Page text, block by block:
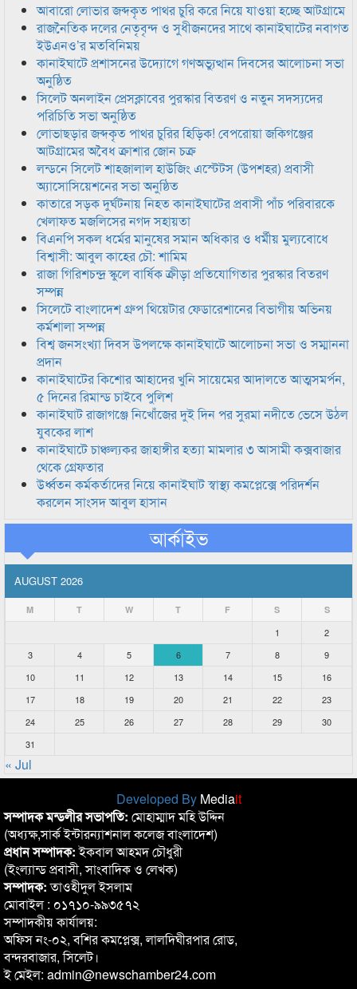
আবারো লোভার জব্দকৃত পাথর চুরি করে নিয়ে যাওয়া হচ্ছে আটগ্রামে
রাজনৈতিক দলের নেতৃবৃন্দ ও সুধীজনদের সাথে কানাইঘাটের নবাগত
ইউএনও’র মতবিনিময়
কানাইঘাটে প্রশাসনের উদ্যোগে গণঅভ্যুত্থান দিবসের আলোচনা সভা
অনুষ্ঠিত
সিলেট অনলাইন প্রেসক্লাবের পুরস্কার বিতরণ ও নতুন সদস্যদের
পরিচিতি সভা অনুষ্ঠিত
লোভাছড়ার জব্দকৃত পাথর চুরির হিড়িক! বেপরোয়া জকিগঞ্জের
আটগ্রামের অবৈধ ক্রাশার জোন চক্র
লন্ডনে সিলেট শাহজালাল হাউজিং এস্টেটস (উপশহর) প্রবাসী
অ্যাসোসিয়েশনের সভা অনুষ্ঠিত
কাতারে সড়ক দুর্ঘটনায় নিহত কানাইঘাটের প্রবাসী পাঁচ পরিবারকে
খেলাফত মজলিসের নগদ সহায়তা
বিএনপি সকল ধর্মের মানুষের সমান অধিকার ও ধর্মীয় মুল্যবোধে
বিশ্বাসী: আবুল কাহের চৌ: শামিম
রাজা গিরিশচন্দ্র স্কুলে বার্ষিক ক্রীড়া প্রতিযোগিতার পুরস্কার বিতরণ
সম্পন্ন
সিলেটে বাংলাদেশ গ্রুপ থিয়েটার ফেডারেশানের বিভাগীয় অভিনয়
কর্মশালা সম্পন্ন
বিশ্ব জনসংখ্যা দিবস উপলক্ষে কানাইঘাটে আলোচনা সভা ও সম্মাননা
প্রদান
কানাইঘাটের কিশোর আহাদের খুনি সায়েমের আদালতে আত্মসমর্পন,
৫ দিনের রিমান্ড চাইবে পুলিশ
কানাইঘাট রাজাগঞ্জে নিখোঁজের দুই দিন পর সুরমা নদীতে ভেসে উঠল
যুবকের লাশ
কানাইঘাটে চাঞ্চল্যকর জাহাঙ্গীর হত্যা মামলার ৩ আসামী কক্সবাজার
থেকে গ্রেফতার
উর্ধ্বতন কর্মকর্তাদের নিয়ে কানাইঘাট স্বাস্থ্য কমপ্লেক্সে পরিদর্শন
করলেন সাংসদ আবুল হাসান
আর্কাইভ
AUGUST 2026
M T W T F S S
1
2
3
4 5 6 7 8
9
10
11 12 13 14 15
16
17
18 19 20 21 22
23
24
25 26 27 28 29
30
31
« Jul
Developed By Mediait
সম্পাদক মন্ডলীর সভাপতি: মোহাম্মাদ মহি উদ্দিন
(অধ্যক্ষ,সার্ক ইন্টারন্যাশনাল কলেজ বাংলাদেশ)
প্রধান সম্পাদক:ইকবাল আহমদ চৌধুরী
(ইংল্যান্ড প্রবাসী, সাংবাদিক ও লেখক)
সম্পাদক:তাওহীদুল ইসলাম
মোবাইল : ০১৭১০-৯৯৩৫৭২
সম্পাদকীয় কার্যালয়:
অফিস নং-০২, বশির কমপ্লেক্স, লালদিঘীরপার রোড,
বন্দরবাজার, সিলেট।
ই মেইল: admin@newschamber24.com